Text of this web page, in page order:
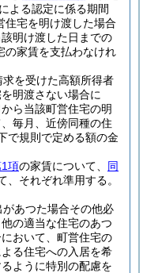
よる認定に係る期間
住宅を明け渡した場合
明け渡した日までの
の家賃を支払わなけれ
を受けた高額所得者
明渡さない場合に
ら当該町営住宅の明
毎月、近傍同種の住
で規則で定める額の金
項の家賃について、 同
、それぞれ準用する。
あつた場合その他必
の適当な住宅のあつ
おいて、町営住宅の
る住宅への入居を希
ように特別の配慮を